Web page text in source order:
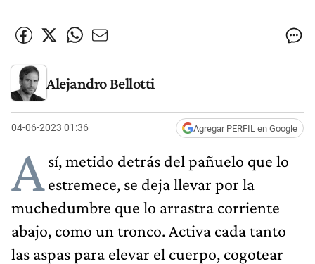
Alejandro Bellotti
04-06-2023 01:36 Agregar PERFIL en Google
Así, metido detrás del pañuelo que lo
estremece, se deja llevar por la
muchedumbre que lo arrastra corriente
abajo, como un tronco. Activa cada tanto
las aspas para elevar el cuerpo, cogotear